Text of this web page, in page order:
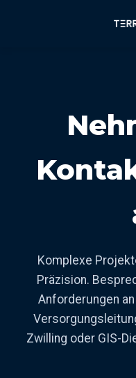
Komplexe
Präzision.
Anforderungen
Zwilling oder GIS-